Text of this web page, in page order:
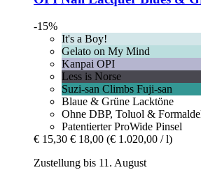
-15%
It's a Boy!
Gelato on My Mind
Kanpai OPI
Less is Norse
Suzi-san Climbs Fuji-san
Blaue & Grüne Lacktöne
Ohne DBP, Toluol &
Patentierter ProWide Pinsel
€ 15,30 € 18,00 (€ 1.020,00 / l)
Zustellung bis 11. August